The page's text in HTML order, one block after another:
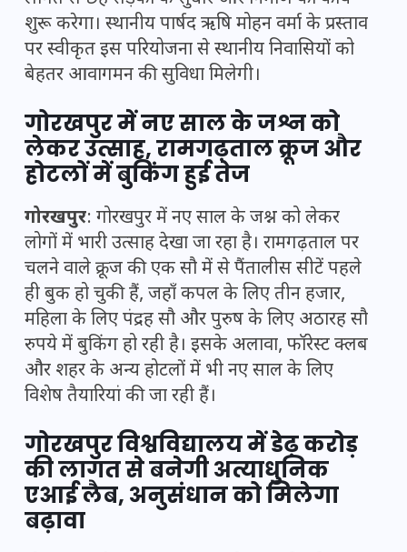
शुरू करेगा। स्थानीय पार्षद ऋषि मोहन वर्मा के प्रस्ताव
पर स्वीकृत इस परियोजना से स्थानीय निवासियों को
बेहतर आवागमन की सुविधा मिलेगी।
गोरखपुर में नए साल के जश्न को
लेकर उत्साह, रामगढ़ताल क्रूज और
होटलों में बुकिंग हुई तेज
गोरखपुर: गोरखपुर में नए साल के जश्न को लेकर
लोगों में भारी उत्साह देखा जा रहा है। रामगढ़ताल पर
चलने वाले क्रूज की एक सौ में से पैंतालीस सीटें पहले
ही बुक हो चुकी हैं, जहाँ कपल के लिए तीन हजार,
महिला के लिए पंद्रह सौ और पुरुष के लिए अठारह सौ
रुपये में बुकिंग हो रही है। इसके अलावा, फॉरेस्ट क्लब
और शहर के अन्य होटलों में भी नए साल के लिए
विशेष तैयारियां की जा रही हैं।
गोरखपुर विश्वविद्यालय में डेढ़ करोड़
की लागत से बनेगी अत्याधुनिक
एआई लैब, अनुसंधान को मिलेगा
बढ़ावा